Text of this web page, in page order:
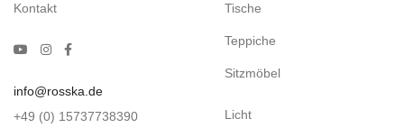
Kontakt
info@rosska.de
+49 (0) 15737738390
Tische
Teppiche
Sitzmöbel
Licht